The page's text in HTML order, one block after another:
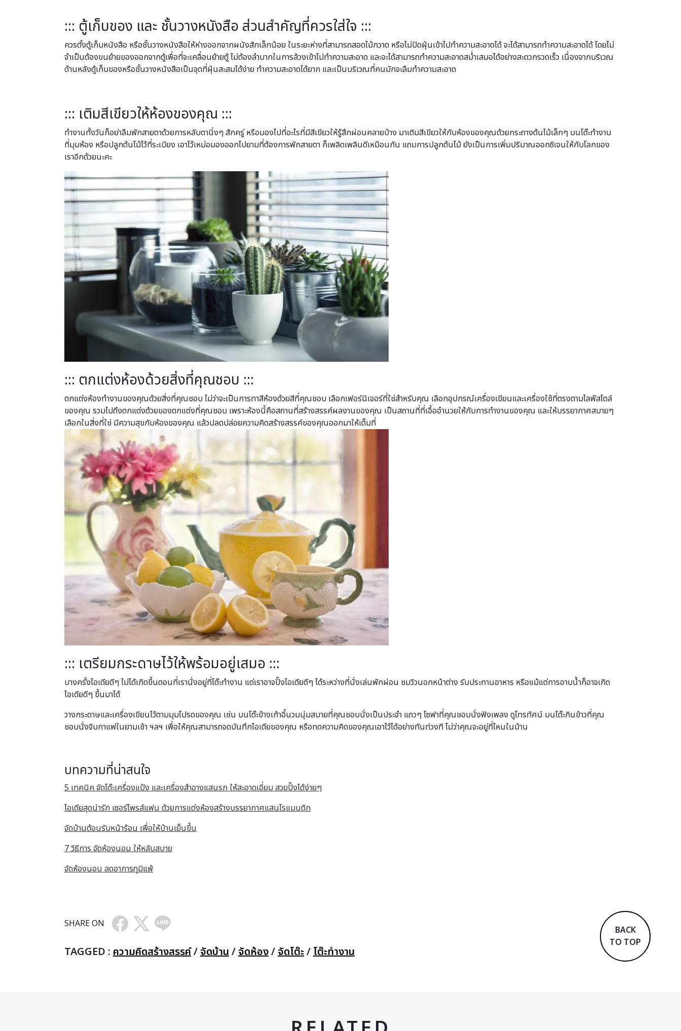
::: ตู้เก็บของ และ ชั้นวางหนังสือ ส่วนสำคัญที่ควรใส่ใจ :::
ควรตั้งตู้เก็บหนังสือ หรือชั้นวางหนังสือให้ห่างออกจากผนังสักเล็กน้อย ในระยะห่างที่สามารถสอดไม้กวาด หรือไม่ปัดฝุ่นเข้าไปทำความสะอาดได้ จะได้สามารถทำความสะอาดได้ โดยไม่
จำเป็นต้องขนย้ายของออกจากตู้เพื่อที่จะเคลื่อนย้ายตู้ ไม่ต้องลำบากในการล้วงเข้าไปทำความสะอาด และจะได้สามารถทำความสะอาดสม่ำเสมอได้อย่างสะดวกรวดเร็ว เนื่องจากบริเวณ
ด้านหลังตู้เก็บของหรือชั้นวางหนังสือเป็นจุดที่ฝุ่นสะสมได้ง่าย ทำความสะอาดได้ยาก และเป็นบริเวณที่คนมักจะลืมทำความสะอาด
::: เติมสีเขียวให้ห้องของคุณ :::
ทำงานทั้งวันก็อย่าลืมพักสายตาด้วยการหลับตานิ่งๆ สักครู่ หรือมองไปที่อะไรที่มีสีเขียวให้รู้สึกผ่อนคลายบ้าง มาเติมสีเขียวให้กับห้องของคุณด้วยกระถางต้นไม้เล็กๆ บนโต๊ะทำงาน
ที่มุมห้อง หรือปลูกต้นไม้ไว้ที่ระเบียง เอาไว้เหม่อมองออกไปยามที่ต้องการพักสายตา ก็เพลิดเพลินดีเหมือนกัน แถมการปลูกต้นไม้ ยังเป็นการเพิ่มปริมาณออกซิเจนให้กับโลกของ
เราอีกด้วยนะคะ
::: ตกแต่งห้องด้วยสิ่งที่คุณชอบ :::
ตกแต่งห้องทำงานของคุณด้วยสิ่งที่คุณชอบ ไม่ว่าจะเป็นการทาสีห้องด้วยสีที่คุณชอบ เลือกเฟอร์นิเจอร์ที่ใช่สำหรับคุณ เลือกอุปกรณ์เครื่องเขียนและเครื่องใช้ที่ตรงตามไลฟ์สไตล์
ของคุณ รวมไปถึงตกแต่งด้วยของตกแต่งที่คุณชอบ เพราะห้องนี้คือสถานที่สร้างสรรค์ผลงานของคุณ เป็นสถานที่ที่เอื้ออำนวยให้กับการทำงานของคุณ และให้บรรยากาศสบายๆ
เลือกในสิ่งที่ใช่ มีความสุขกับห้องของคุณ แล้วปลดปล่อยความคิดสร้างสรรค์ของคุณออกมาให้เต็มที่
::: เตรียมกระดาษไว้ให้พร้อมอยู่เสมอ :::
บางครั้งไอเดียดีๆ ไม่ได้เกิดขึ้นตอนที่เรานั่งอยู่ที่โต๊ะทำงาน แต่เราอาจปิ๊งไอเดียดีๆ ได้ระหว่างที่นั่งเล่นพักผ่อน ชมวิวนอกหน้าต่าง รับประทานอาหาร หรือแม้แต่การอาบน้ำก็อาจเกิด
ไอเดียดีๆ ขึ้นมาได้
วางกระดาษและเครื่องเขียนไว้ตามมุมโปรดของคุณ เช่น บนโต๊ะข้างเก้าอี้นวมนุ่มสบายที่คุณชอบนั่งเป็นประจำ แถวๆ โซฟาที่คุณชอบนั่งฟังเพลง ดูโทรทัศน์ บนโต๊ะกินข้าวที่คุณ
ชอบนั่งจิบกาแฟในยามเช้า ฯลฯ เพื่อให้คุณสามารถจดบันทึกไอเดียของคุณ หรือทดความคิดของคุณเอาไว้ได้อย่างทันท่วงที ไม่ว่าคุณจะอยู่ที่ไหนในบ้าน
บทความที่น่าสนใจ
5 เทคนิค จัดโต๊ะเครื่องแป้ง และเครื่องสำอางแสนรก ให้สะอาดเอี่ยม สวยปิ๊งได้ง่ายๆ
ไอเดียสุดน่ารัก เซอร์ไพรส์แฟน ด้วยการแต่งห้องสร้างบรรยากาศแสนโรแมนติก
จัดบ้านต้อนรับหน้าร้อน เพื่อให้บ้านเย็นขึ้น
7 วิธีการ จัดห้องนอน ให้หลับสบาย
จัดห้องนอน ลดอาการภูมิแพ้
SHARE ON
TAGGED : ความคิดสร้างสรรค์/จัดบ้าน/จัดห้อง/จัดโต๊ะ/โต๊ะทำงาน
BACK
TO TOP